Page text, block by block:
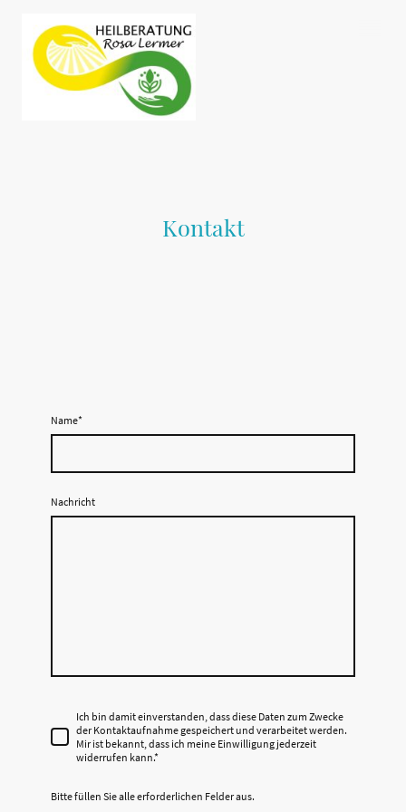
Kontakt
Name*
Nachricht
Ich bin damit einverstanden, dass diese Daten zum Zwecke
der Kontaktaufnahme gespeichert und verarbeitet werden.
Mir ist bekannt, dass ich meine Einwilligung jederzeit
widerrufen kann.*
Bitte füllen Sie alle erforderlichen Felder aus.